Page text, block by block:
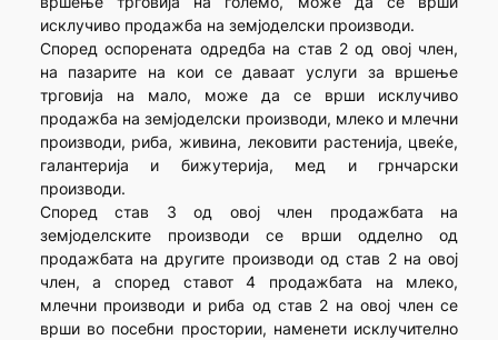
исклучиво продажба на земјоделски производи.
Според оспорената одредба на став 2 од овој член,
на пазарите на кои се даваат услуги за вршење
трговија на мало, може да се врши исклучиво
продажба на земјоделски производи, млеко и млечни
производи, риба, живина, лековити растенија, цвеќе,
галантерија и бижутерија, мед и грнчарски
производи.
Според став 3 од овој член продажбата на
земјоделските производи се врши одделно од
продажбата на другите производи од став 2 на овој
член, а според ставот 4 продажбата на млеко,
млечни производи и риба од став 2 на овој член се
врши во посебни простории, наменети исклучително